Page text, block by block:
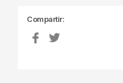
Compartir: